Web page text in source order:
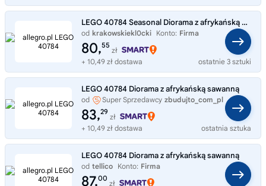
LEGO 40784 Seasonal Diorama z afrykańską sawanną
od krakowskiekl0cki Konto: Firma
80,55
zł
+ 10,49 zł dostawa
ostatnie 3 sztuki
LEGO 40784 Diorama z afrykańską sawanną
od Super Sprzedawcy zbudujto_com_pl
83,29
zł
+ 10,49 zł dostawa
ostatnia sztuka
LEGO 40784 Diorama z afrykańską sawanną
od tellico Konto: Firma
87,00
zł